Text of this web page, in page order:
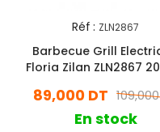
Réf : ZLN2867
Barbecue Grill
Floria Zilan ZLN2867
89,000 DT
En stock